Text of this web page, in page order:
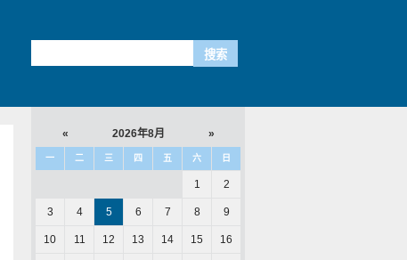
« 2026年8月 »
一 二 三 四 五 六 日
1 2
3 4 5 6 7 8 9
10 11 12 13 14 15 16